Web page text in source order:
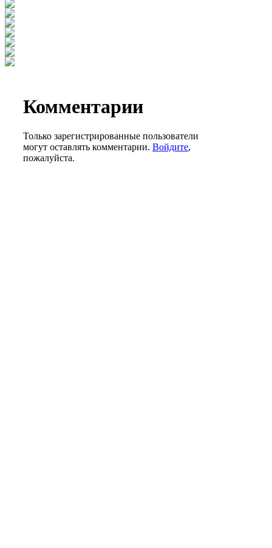
Комментарии
Только зарегистрированные пользователи
могут оставлять комментарии. Войдите,
пожалуйста.